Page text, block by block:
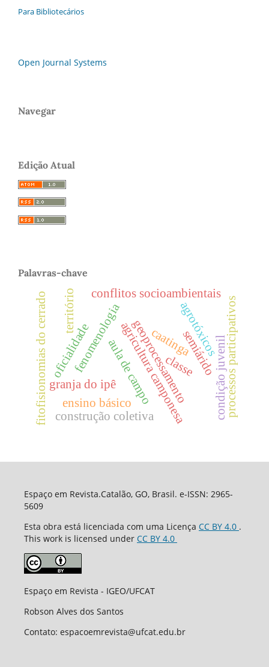
Para Bibliotecários
Open Journal Systems
Navegar
Edição Atual
Palavras-chave
aula de campo
granja do ipê
fitofisionomias do cerrado geoprocessamento
caatingasemiárido
fenomenologia
oficialidade condição juvenil
classe
agricultura camponesaagrotóxicos
conflitos socioambientais
território processos participativos
construção coletiva
ensino básico
Espaço em Revista.Catalão, GO, Brasil. e-ISSN: 2965-
5609
Esta obra está licenciada com uma Licença CC BY 4.0 .
This work is licensed under CC BY 4.0
Espaço em Revista - IGEO/UFCAT
Robson Alves dos Santos
Contato: espacoemrevista@ufcat.edu.br